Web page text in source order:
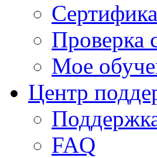
Проверка
Мое
Центр
FAQ